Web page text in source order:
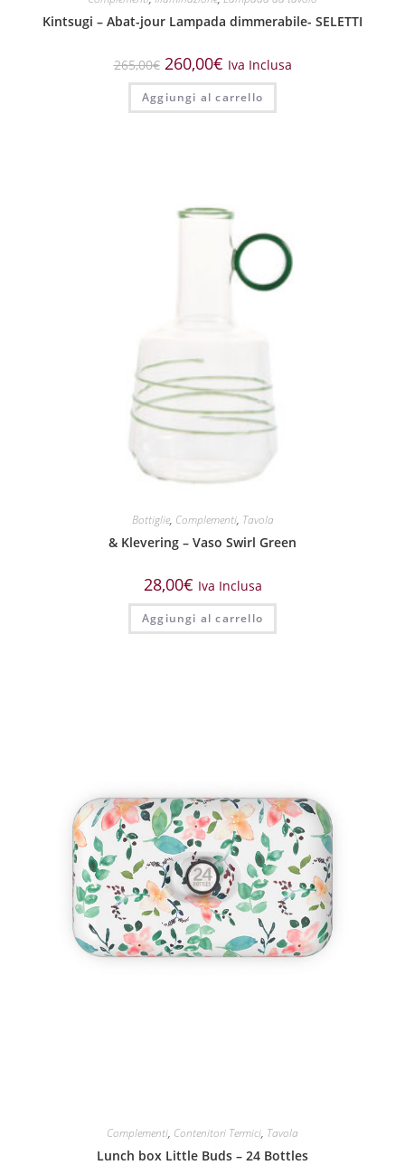
Kintsugi – Abat-jour Lampada dimmerabile- SELETTI
265,00€ 260,00€ Iva Inclusa
Aggiungi al carrello
Bottiglie, Complementi, Tavola
& Klevering – Vaso Swirl Green
28,00€ Iva Inclusa
Aggiungi al carrello
Complementi, Contenitori Termici, Tavola
Lunch box Little Buds – 24 Bottles